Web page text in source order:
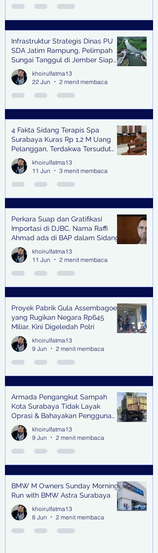
Infrastruktur Strategis Dinas PU
SDA Jatim Rampung, Pelimpah
Sungai Tanggul di Jember Siap
Bangkitkan Swasembada Pangan
dan Pengendali Banjir
khoirulfatma13
22 Jun
2 menit membaca
4 Fakta Sidang Terapis Spa
Surabaya Kuras Rp 1,2 M Uang
Pelanggan, Terdakwa Tersudut
oleh Keterangan Saksi Kunci
khoirulfatma13
11 Jun
3 menit membaca
Perkara Suap dan Gratifikasi
Importasi di DJBC, Nama Raffi
Ahmad ada di BAP dalam Sidang
khoirulfatma13
11 Jun
2 menit membaca
Proyek Pabrik Gula Assembagoes
yang Rugikan Negara Rp645
Miliar, Kini Digeledah Polri
khoirulfatma13
9 Jun
2 menit membaca
Armada Pengangkut Sampah
Kota Surabaya Tidak Layak
Oprasi & Bahayakan Pengguna
Jalan
khoirulfatma13
9 Jun
2 menit membaca
BMW M Owners Sunday Morning
Run with BMW Astra Surabaya
khoirulfatma13
8 Jun
2 menit membaca